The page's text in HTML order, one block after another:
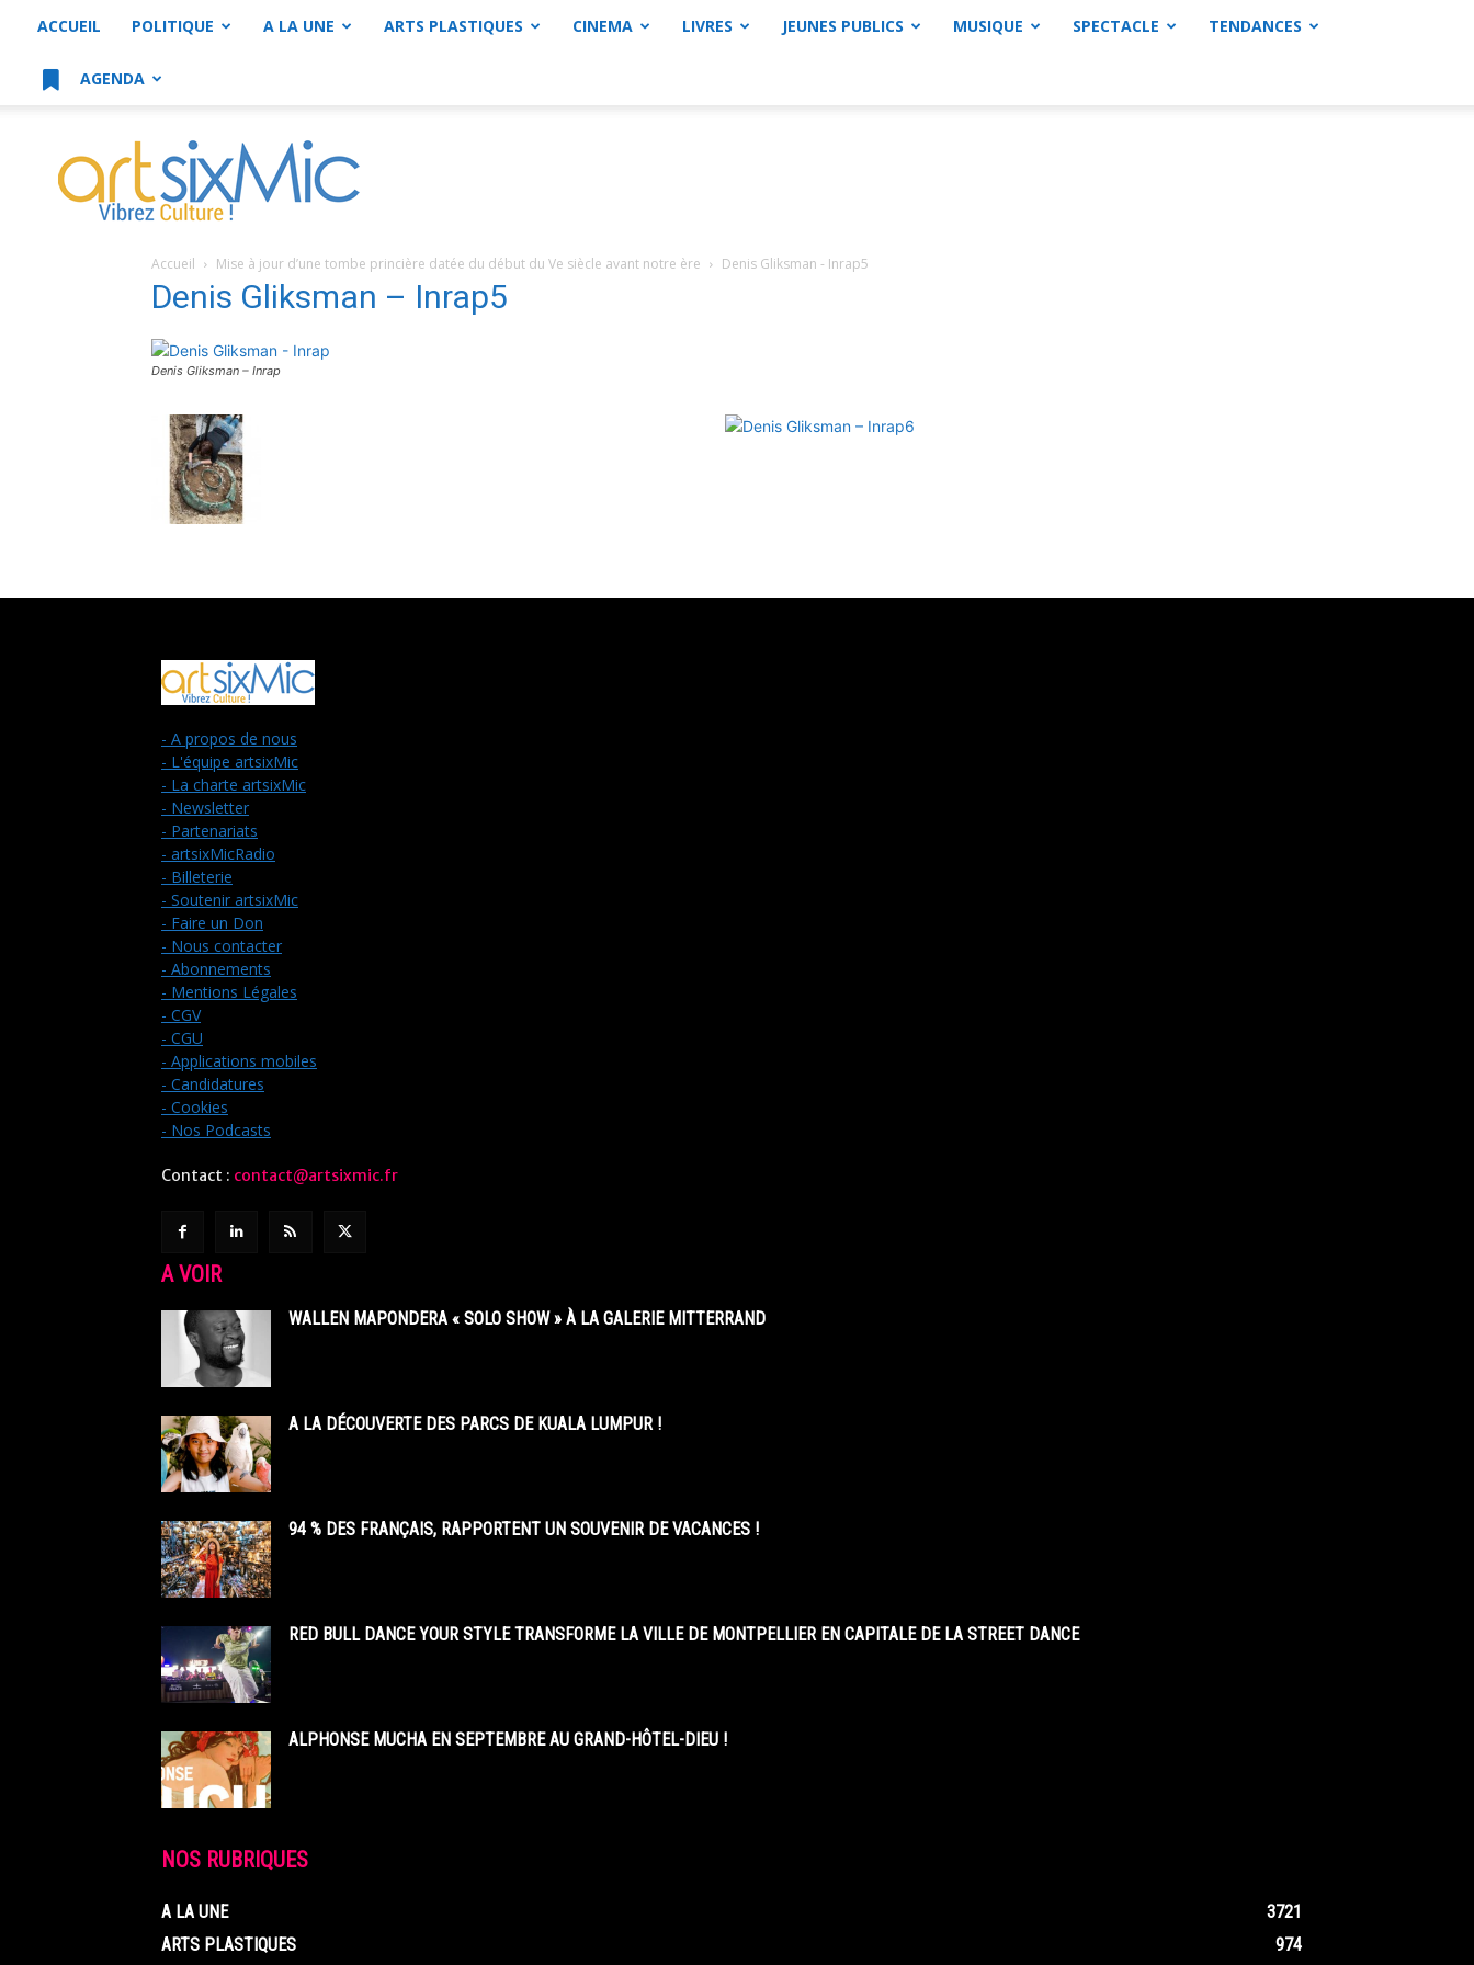
ACCUEIL POLITIQUE A LA UNE ARTS PLASTIQUES CINEMA LIVRES JEUNES PUBLICS MUSIQUE SPECTACLE TENDANCES
AGENDA
artsixMic
Accueil Mise à jour d’une tombe princière datée du début du Ve siècle avant notre ère Denis Gliksman - Inrap5
Denis Gliksman – Inrap5
Denis Gliksman – Inrap
- A propos de nous
- L'équipe artsixMic
- La charte artsixMic
- Newsletter
- Partenariats
- artsixMicRadio
- Billeterie
- Soutenir artsixMic
- Faire un Don
- Nous contacter
- Abonnements
- Mentions Légales
- CGV
- CGU
- Applications mobiles
- Candidatures
- Cookies
- Nos Podcasts
Contact : contact@artsixmic.fr
A VOIR
WALLEN MAPONDERA « SOLO SHOW » À LA GALERIE MITTERRAND
A LA DÉCOUVERTE DES PARCS DE KUALA LUMPUR !
94 % DES FRANÇAIS, RAPPORTENT UN SOUVENIR DE VACANCES !
RED BULL DANCE YOUR STYLE TRANSFORME LA VILLE DE MONTPELLIER EN CAPITALE DE LA STREET DANCE
ALPHONSE MUCHA EN SEPTEMBRE AU GRAND-HÔTEL-DIEU !
NOS RUBRIQUES
A LA UNE
3721
ARTS PLASTIQUES
974